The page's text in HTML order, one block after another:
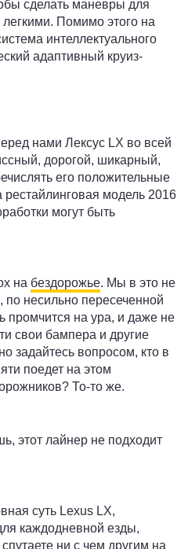
сделать маневры для
Помимо этого на
интеллектуального
адаптивный круиз-
нами Лексус LX во всей
дорогой, шикарный,
его положительные
модель 2016
могут быть
на бездорожье. Мы в это не
по несильно пересеченной
промчится на ура, и даже не
свои бампера и другие
задайтесь вопросом, кто в
поедет на этом
То-то же.
этот лайнер не подходит
суть Lexus LX,
каждодневной езды,
ни с чем другим на